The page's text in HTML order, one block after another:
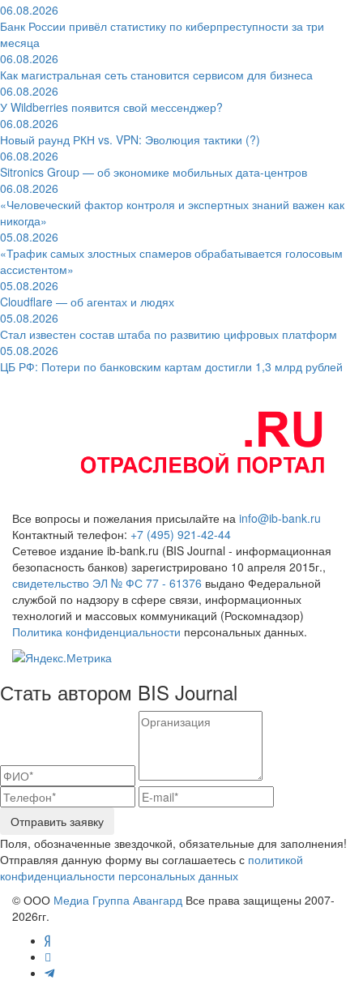
06.08.2026
Банк России привёл статистику по киберпреступности за три
месяца
06.08.2026
Как магистральная сеть становится сервисом для бизнеса
06.08.2026
У Wildberries появится свой мессенджер?
06.08.2026
Новый раунд РКН vs. VPN: Эволюция тактики (?)
06.08.2026
Sitronics Group — об экономике мобильных дата-центров
06.08.2026
«Человеческий фактор контроля и экспертных знаний важен как
никогда»
05.08.2026
«Трафик самых злостных спамеров обрабатывается голосовым
ассистентом»
05.08.2026
Cloudflare — об агентах и людях
05.08.2026
Стал известен состав штаба по развитию цифровых платформ
05.08.2026
ЦБ РФ: Потери по банковским картам достигли 1,3 млрд рублей
Все вопросы и пожелания присылайте на info@ib-bank.ru
Контактный телефон: +7 (495) 921-42-44
Сетевое издание ib-bank.ru (BIS Journal - информационная
безопасность банков) зарегистрировано 10 апреля 2015г.,
свидетельство ЭЛ № ФС 77 - 61376 выдано Федеральной
службой по надзору в сфере связи, информационных
технологий и массовых коммуникаций (Роскомнадзор)
Политика конфиденциальности персональных данных.
Стать автором BIS Journal
Отправить заявку
Поля, обозначенные звездочкой, обязательные для заполнения!
Отправляя данную форму вы соглашаетесь с политикой
конфиденциальности персональных данных
© ООО Медиа Группа Авангард Все права защищены 2007-
2026гг.